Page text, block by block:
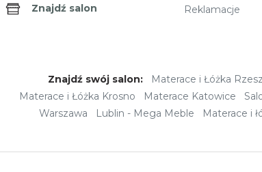
Znajdź salon
Reklamacje
Znajdź swój salon: Materace i Łóżka
Materace i Łóżka Krosno
Materace Katowice
Warszawa
Lublin - Mega Meble Materace i